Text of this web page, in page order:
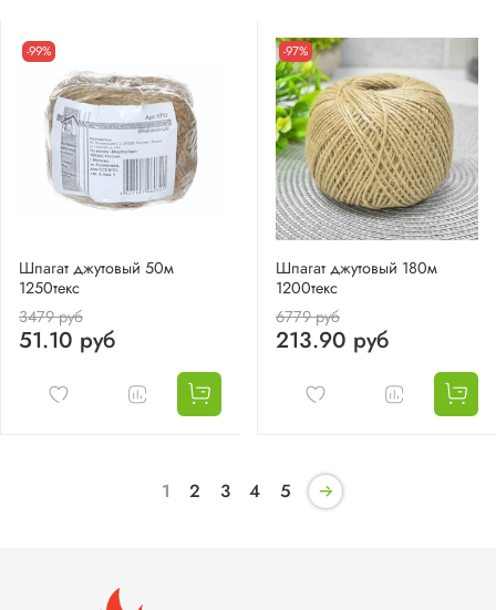
-99%
Шпагат джутовый 50м
1250текс
3479 руб
51.10 руб
-97%
Шпагат джутовый 180м
1200текс
6779 руб
213.90 руб
1 2 3 4 5